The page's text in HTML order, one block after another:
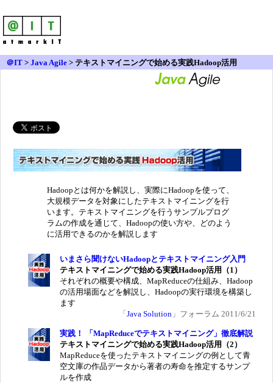
＠IT > Java Agile > テキストマイニングで始める実践Hadoop活用
Hadoopとは何かを解説し、実際にHadoopを使って、
大規模データを対象にしたテキストマイニングを行
います。テキストマイニングを行うサンプルプログ
ラムの作成を通じて、Hadoopの使い方や、どのよう
に活用できるのかを解説します
いまさら聞けないHadoopとテキストマイニング入門
テキストマイニングで始める実践Hadoop活用（1）
それぞれの概要や構成、MapReduceの仕組み、Hadoop
の活用場面などを解説し、Hadoopの実行環境を構築し
ます
「 Java Solution 」フォーラム 2011/6/21
実践！ 「MapReduceでテキストマイニング」徹底解説
テキストマイニングで始める実践Hadoop活用（2）
MapReduceを使ったテキストマイニングの例として青
空文庫の作品データから著者の寿命を推定するサンプ
ルを作成